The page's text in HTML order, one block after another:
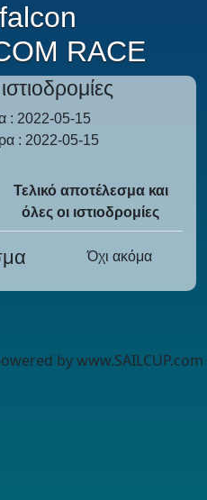
RACE
: 2022-05-15
: 2022-05-15
Τελικό αποτέλεσμα και
όλες οι ιστιοδρομίες
Όχι ακόμα
by www.SAILCUP.com